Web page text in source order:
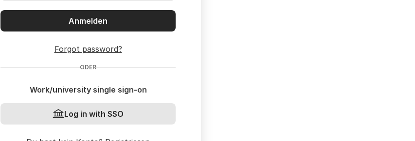
Anmelden
Forgot password?
ODER
Work/university single sign-on
Log in with SSO